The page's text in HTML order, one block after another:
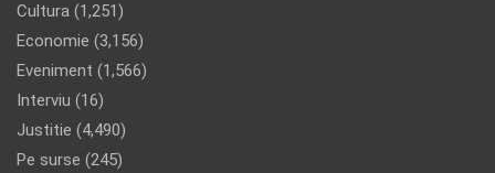
Cultura (1,251)
Economie (3,156)
Eveniment (1,566)
Interviu (16)
Justitie (4,490)
Pe surse (245)